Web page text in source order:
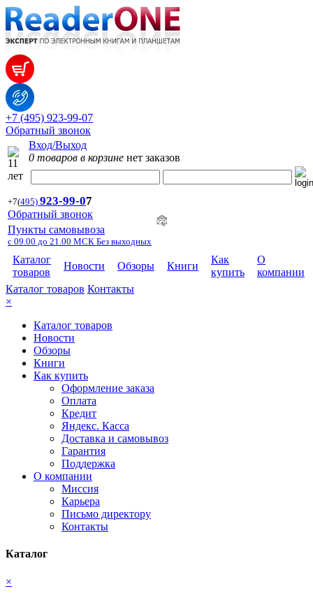
+7 (495) 923-99-07
Обратный звонок
Вход/Выход
0 товаров в корзине нет заказов
+7(495) 923-99-07
Обратный звонок
Пункты самовывоза
с 09.00 до 21.00 МСК Без выходных
Каталог
товаров
Новости Обзоры Книги
Как
купить
О
компании
Каталог товаров Контакты
×
Каталог товаров
Новости
Обзоры
Книги
Как купить
Оформление заказа
Оплата
Кредит
Яндекс. Касса
Доставка и самовывоз
Гарантия
Поддержка
О компании
Миссия
Карьера
Письмо директору
Контакты
Каталог
×